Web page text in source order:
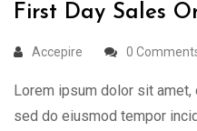
First Day Sales
Accepire 0
Lorem ipsum dolor sit
sed do eiusmod tempor